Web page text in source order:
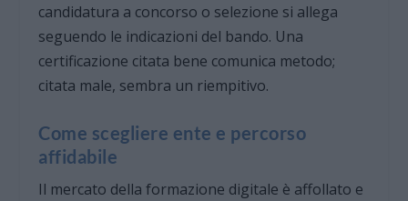
candidatura a concorso o selezione si allega
seguendo le indicazioni del bando. Una
certificazione citata bene comunica metodo;
citata male, sembra un riempitivo.
Come scegliere ente e percorso
affidabile
Il mercato della formazione digitale è affollato e